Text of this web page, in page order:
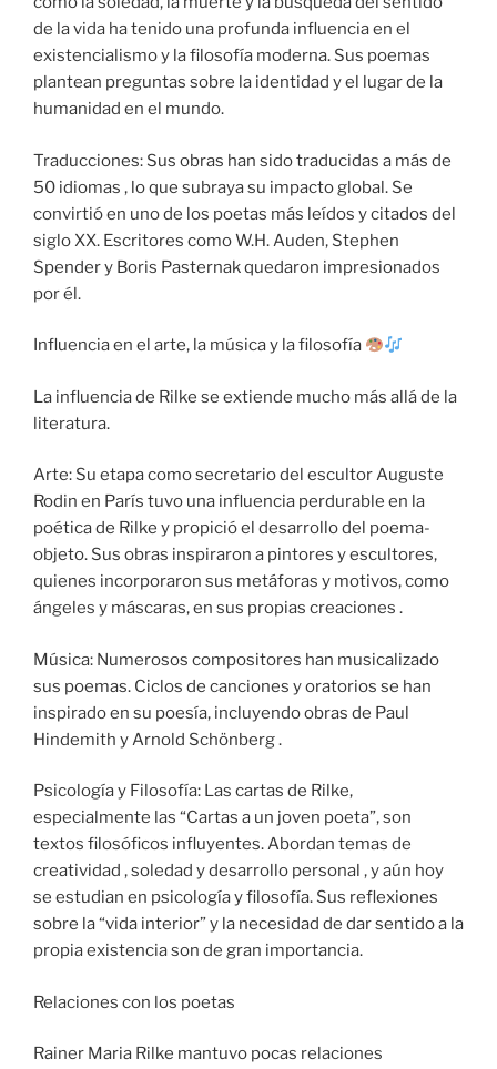
de la vida ha tenido una profunda influencia en el
existencialismo y la filosofía moderna. Sus poemas
plantean preguntas sobre la identidad y el lugar de la
humanidad en el mundo.
Traducciones: Sus obras han sido traducidas a más de
50 idiomas , lo que subraya su impacto global. Se
convirtió en uno de los poetas más leídos y citados del
siglo XX. Escritores como W.H. Auden, Stephen
Spender y Boris Pasternak quedaron impresionados
por él.
Influencia en el arte, la música y la filosofía
La influencia de Rilke se extiende mucho más allá de la
literatura.
Arte: Su etapa como secretario del escultor Auguste
Rodin en París tuvo una influencia perdurable en la
poética de Rilke y propició el desarrollo del poema-
objeto. Sus obras inspiraron a pintores y escultores,
quienes incorporaron sus metáforas y motivos, como
ángeles y máscaras, en sus propias creaciones .
Música: Numerosos compositores han musicalizado
sus poemas. Ciclos de canciones y oratorios se han
inspirado en su poesía, incluyendo obras de Paul
Hindemith y Arnold Schönberg .
Psicología y Filosofía: Las cartas de Rilke,
especialmente las “Cartas a un joven poeta”, son
textos filosóficos influyentes. Abordan temas de
creatividad , soledad y desarrollo personal , y aún hoy
se estudian en psicología y filosofía. Sus reflexiones
sobre la “vida interior” y la necesidad de dar sentido a la
propia existencia son de gran importancia.
Relaciones con los poetas
Rainer Maria Rilke mantuvo pocas relaciones